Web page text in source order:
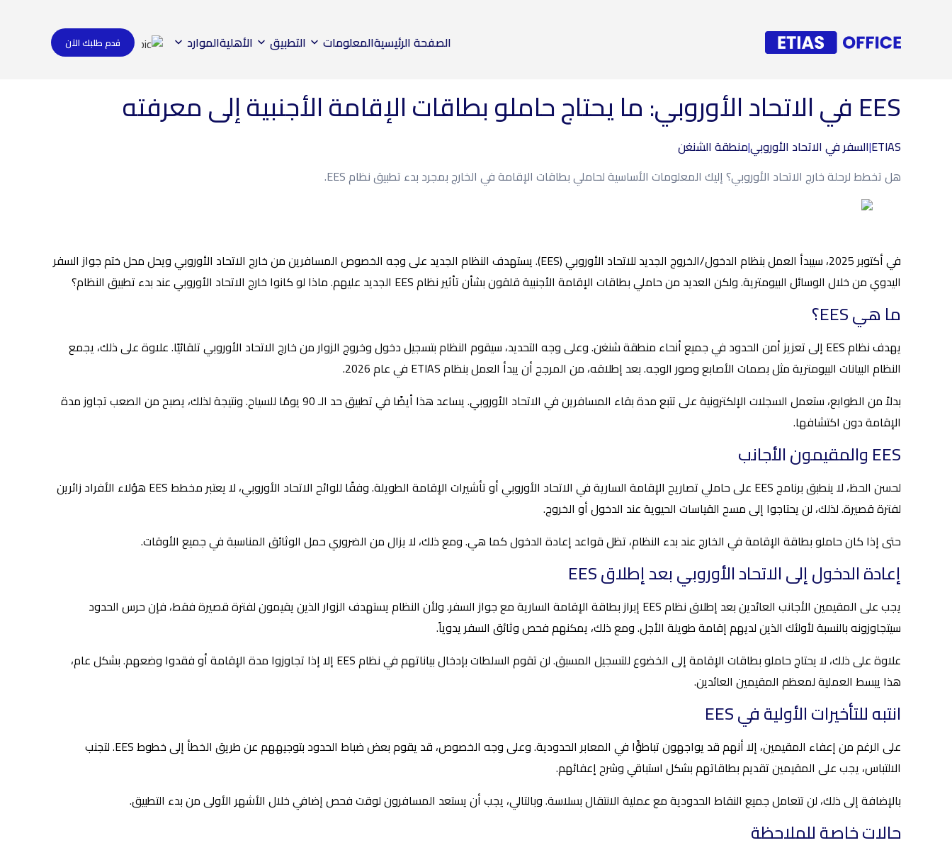
الصفحة الرئيسيةالمعلومات التطبيق الأهليةالموارد قدم طلبك الآن
EES في الاتحاد الأوروبي: ما يحتاج حاملو بطاقات الإقامة الأجنبية إلى معرفته
ETIAS
|السفر في الاتحاد الأوروبي|منطقة الشنغن
هل تخطط لرحلة خارج الاتحاد الأوروبي؟ إليك المعلومات الأساسية لحاملي بطاقات الإقامة في الخارج بمجرد بدء تطبيق نظام EES.
في أكتوبر 2025، سيبدأ العمل بنظام الدخول/الخروج الجديد للاتحاد الأوروبي (EES). يستهدف النظام الجديد على وجه الخصوص المسافرين من خارج الاتحاد الأوروبي ويحل محل ختم جواز السفر
اليدوي من خلال الوسائل البيومترية. ولكن العديد من حاملي بطاقات الإقامة الأجنبية قلقون بشأن تأثير نظام EES الجديد عليهم. ماذا لو كانوا خارج الاتحاد الأوروبي عند بدء تطبيق النظام؟
ما هي EES؟
يهدف نظام EES إلى تعزيز أمن الحدود في جميع أنحاء منطقة شنغن. وعلى وجه التحديد، سيقوم النظام بتسجيل دخول وخروج الزوار من خارج الاتحاد الأوروبي تلقائيًا. علاوة على ذلك، يجمع
النظام البيانات البيومترية مثل بصمات الأصابع وصور الوجه. بعد إطلاقه، من المرجح أن يبدأ العمل بنظام ETIAS في عام 2026.
بدلاً من الطوابع، ستعمل السجلات الإلكترونية على تتبع مدة بقاء المسافرين في الاتحاد الأوروبي. يساعد هذا أيضًا في تطبيق حد الـ 90 يومًا للسياح. ونتيجة لذلك، يصبح من الصعب تجاوز مدة
الإقامة دون اكتشافها.
EES والمقيمون الأجانب
لحسن الحظ، لا ينطبق برنامج EES على حاملي تصاريح الإقامة السارية في الاتحاد الأوروبي أو تأشيرات الإقامة الطويلة. وفقًا للوائح الاتحاد الأوروبي، لا يعتبر مخطط EES هؤلاء الأفراد زائرين
لفترة قصيرة. لذلك، لن يحتاجوا إلى مسح القياسات الحيوية عند الدخول أو الخروج.
حتى إذا كان حاملو بطاقة الإقامة في الخارج عند بدء النظام، تظل قواعد إعادة الدخول كما هي. ومع ذلك، لا يزال من الضروري حمل الوثائق المناسبة في جميع الأوقات.
إعادة الدخول إلى الاتحاد الأوروبي بعد إطلاق EES
يجب على المقيمين الأجانب العائدين بعد إطلاق نظام EES إبراز بطاقة الإقامة السارية مع جواز السفر. ولأن النظام يستهدف الزوار الذين يقيمون لفترة قصيرة فقط، فإن حرس الحدود
سيتجاوزونه بالنسبة لأولئك الذين لديهم إقامة طويلة الأجل. ومع ذلك، يمكنهم فحص وثائق السفر يدوياً.
علاوة على ذلك، لا يحتاج حاملو بطاقات الإقامة إلى الخضوع للتسجيل المسبق. لن تقوم السلطات بإدخال بياناتهم في نظام EES إلا إذا تجاوزوا مدة الإقامة أو فقدوا وضعهم. بشكل عام،
هذا يبسط العملية لمعظم المقيمين العائدين.
انتبه للتأخيرات الأولية في EES
على الرغم من إعفاء المقيمين، إلا أنهم قد يواجهون تباطؤًا في المعابر الحدودية. وعلى وجه الخصوص، قد يقوم بعض ضباط الحدود بتوجيههم عن طريق الخطأ إلى خطوط EES. لتجنب
الالتباس، يجب على المقيمين تقديم بطاقاتهم بشكل استباقي وشرح إعفائهم.
بالإضافة إلى ذلك، لن تتعامل جميع النقاط الحدودية مع عملية الانتقال بسلاسة. وبالتالي، يجب أن يستعد المسافرون لوقت فحص إضافي خلال الأشهر الأولى من بدء التطبيق.
حالات خاصة للملاحظة